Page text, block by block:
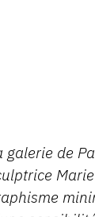
galerie de